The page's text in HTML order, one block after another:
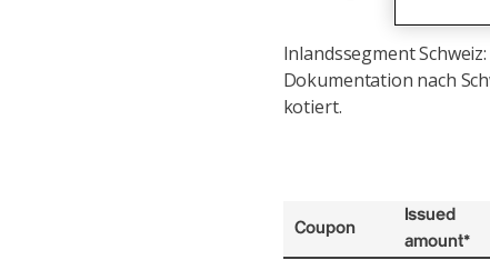
Inlandssegment
Dokumentation nach
kotiert.
Coupon
Issued
amount*